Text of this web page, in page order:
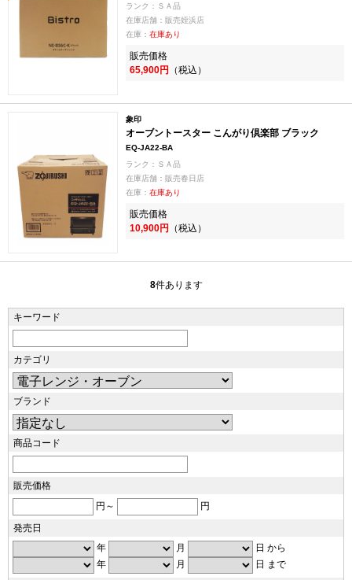
ランク：ＳＡ品
在庫店舗：販売姪浜店
在庫： 在庫あり
販売価格
65,900円 （税込）
象印
オーブントースター こんがり倶楽部 ブラック
EQ-JA22-BA
ランク：ＳＡ品
在庫店舗：販売春日店
在庫： 在庫あり
販売価格
10,900円 （税込）
8件あります
キーワード
カテゴリ
ブランド
商品コード
販売価格
円～
円
発売日
年
月
日 から
年
月 日 まで